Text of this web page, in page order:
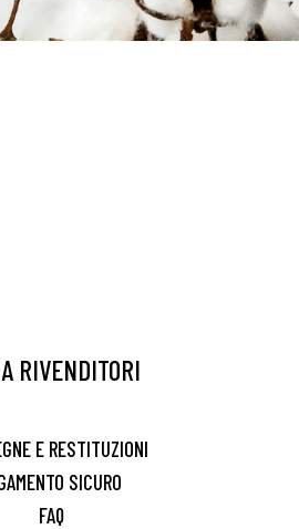
RIVENDITORI
E RESTITUZIONI
SICURO
FAQ